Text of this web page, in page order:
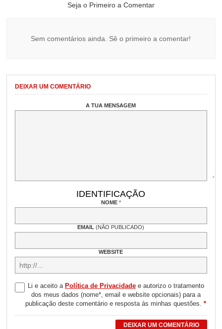
Seja o Primeiro a Comentar
Sem comentários ainda. Sê o primeiro a comentar!
DEIXAR UM COMENTÁRIO
A TUA MENSAGEM
IDENTIFICAÇÃO
NOME *
EMAIL(NÃO PUBLICADO)
WEBSITE
Li e aceito a Política de Privacidadee autorizo o tratamento
dos meus dados (nome*, email e website opcionais) para a
publicação deste comentário e resposta às minhas questões.*
DEIXAR UM COMENTÁRIO